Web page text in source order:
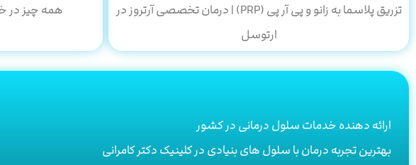
تزریق پلاسما به زانو و پی آر پی (PRP) | درمان تخصصی آرتروز در
ارتوسل
همه چیز در
ارائه دهنده خدمات سلول درمانی در کشور
بهترین تجربه درمان با سلول های بنیادی در کلینیک دکتر کامرانی